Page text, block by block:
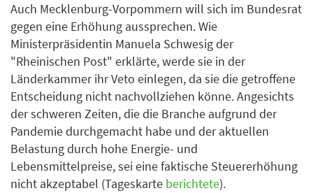
Auch Mecklenburg-Vorpommern will sich im Bundesrat
gegen eine Erhöhung aussprechen. Wie
Ministerpräsidentin Manuela Schwesig der
"Rheinischen Post" erklärte, werde sie in der
Länderkammer ihr Veto einlegen, da sie die getroffene
Entscheidung nicht nachvollziehen könne. Angesichts
der schweren Zeiten, die die Branche aufgrund der
Pandemie durchgemacht habe und der aktuellen
Belastung durch hohe Energie- und
Lebensmittelpreise, sei eine faktische Steuererhöhung
nicht akzeptabel (Tageskarte berichtete).